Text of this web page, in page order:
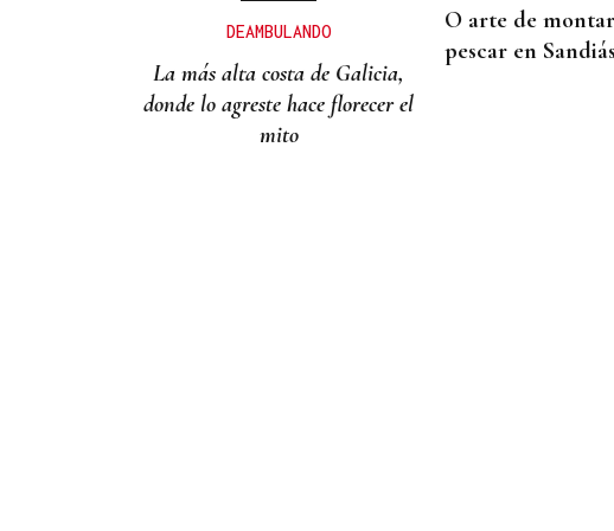
DEAMBULANDO
La más alta costa de Galicia,
donde lo agreste hace florecer el
mito
O arte de
pescar en Sandiás